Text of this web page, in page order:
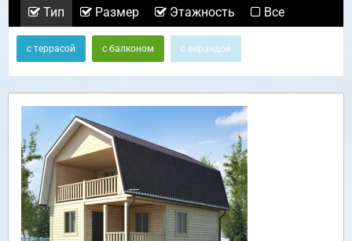
Тип Размер Этажность Все
с террасой с балконом с верандой